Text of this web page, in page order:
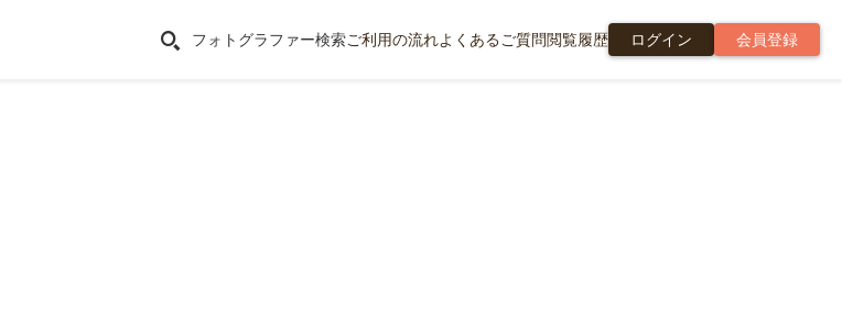
フォトグラファー検索ご利用の流れよくあるご質問閲覧履歴 ログイン 会員登録